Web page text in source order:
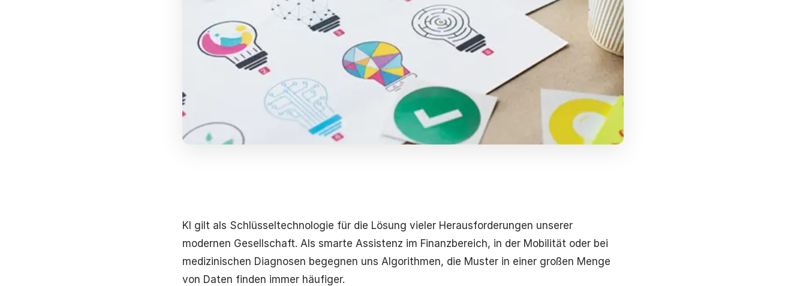
KI gilt als Schlüsseltechnologie für die Lösung vieler Herausforderungen unserer
modernen Gesellschaft. Als smarte Assistenz im Finanzbereich, in der Mobilität oder bei
medizinischen Diagnosen begegnen uns Algorithmen, die Muster in einer großen Menge
von Daten finden immer häufiger.